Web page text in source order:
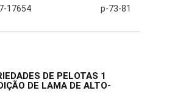
17654 p-73-81
DE PELOTAS 1
DE LAMA DE ALTO-